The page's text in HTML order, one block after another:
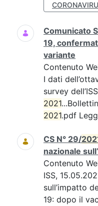
Comunicato
19,
variante
Contenuto
I dati
survey
2021
2021.pdf
CS N° 29/
nazionale
Contenuto
ISS,
sull’impatto
19: dopo il